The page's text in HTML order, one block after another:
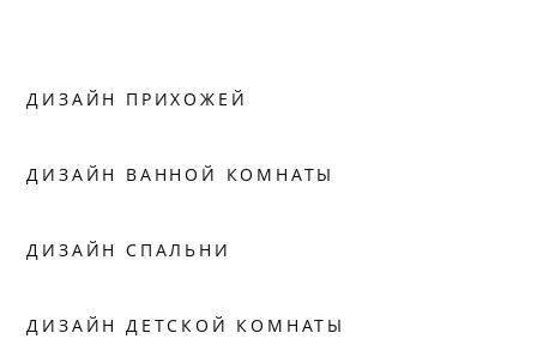
ДИЗАЙН ПРИХОЖЕЙ
ДИЗАЙН ВАННОЙ КОМНАТЫ
ДИЗАЙН СПАЛЬНИ
ДИЗАЙН ДЕТСКОЙ КОМНАТЫ